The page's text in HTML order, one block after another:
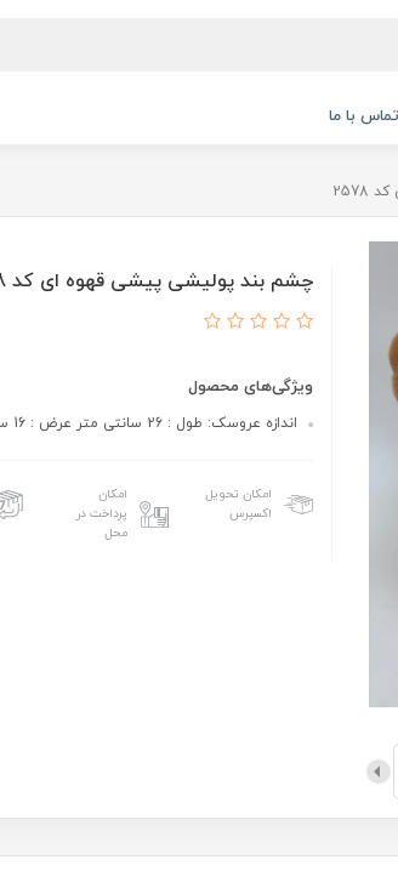
تماس با ما
چشم بند پولیشی پیشی قهوه ای کد 2578
ویژگی‌های محصول
اندازه عروسک: طول : 26 سانتی متر عرض : 16 سانتی متر ارتفاع : 13 سانتی متر
امکان تحویل
اکسپرس
امکان
پرداخت در
محل